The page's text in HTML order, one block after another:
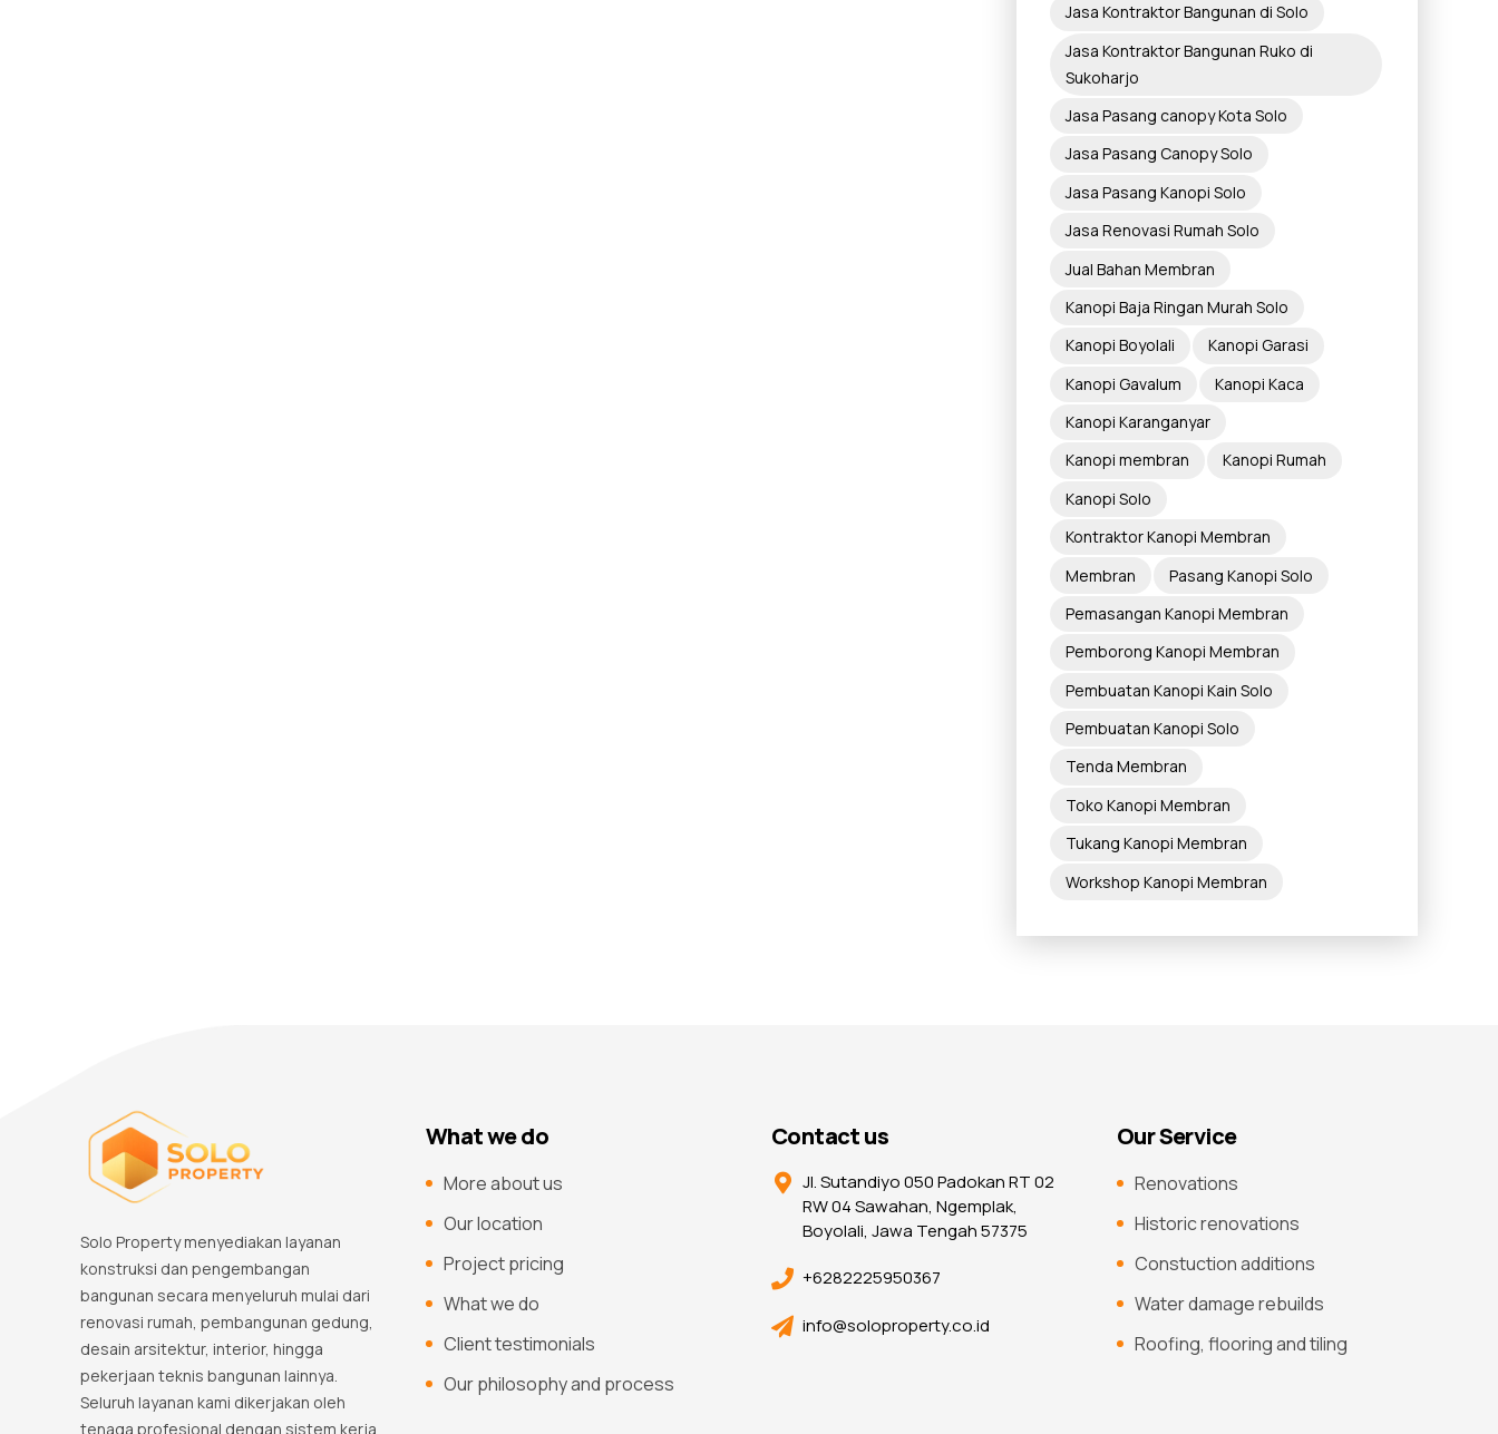
Jasa Kontraktor Bangunan di Solo
Jasa Kontraktor Bangunan Ruko di
Sukoharjo
Jasa Pasang canopy Kota Solo
Jasa Pasang Canopy Solo
Jasa Pasang Kanopi Solo
Jasa Renovasi Rumah Solo
Jual Bahan Membran
Kanopi Baja Ringan Murah Solo
Kanopi Boyolali
Kanopi Garasi
Kanopi Gavalum
Kanopi Kaca
Kanopi Karanganyar
Kanopi membran
Kanopi Rumah
Kanopi Solo
Kontraktor Kanopi Membran
Membran
Pasang Kanopi Solo
Pemasangan Kanopi Membran
Pemborong Kanopi Membran
Pembuatan Kanopi Kain Solo
Pembuatan Kanopi Solo
Tenda Membran
Toko Kanopi Membran
Tukang Kanopi Membran
Workshop Kanopi Membran
Solo Property menyediakan layanan
konstruksi dan pengembangan
bangunan secara menyeluruh mulai dari
renovasi rumah, pembangunan gedung,
desain arsitektur, interior, hingga
pekerjaan teknis bangunan lainnya.
Seluruh layanan kami dikerjakan oleh
tenaga profesional dengan sistem kerja
What we do
More about us
Our location
Project pricing
What we do
Client testimonials
Our philosophy and process
Contact us
Jl. Sutandiyo 050 Padokan RT 02
RW 04 Sawahan, Ngemplak,
Boyolali, Jawa Tengah 57375
+6282225950367
info@soloproperty.co.id
Our Service
Renovations
Historic renovations
Constuction additions
Water damage rebuilds
Roofing, flooring and tiling